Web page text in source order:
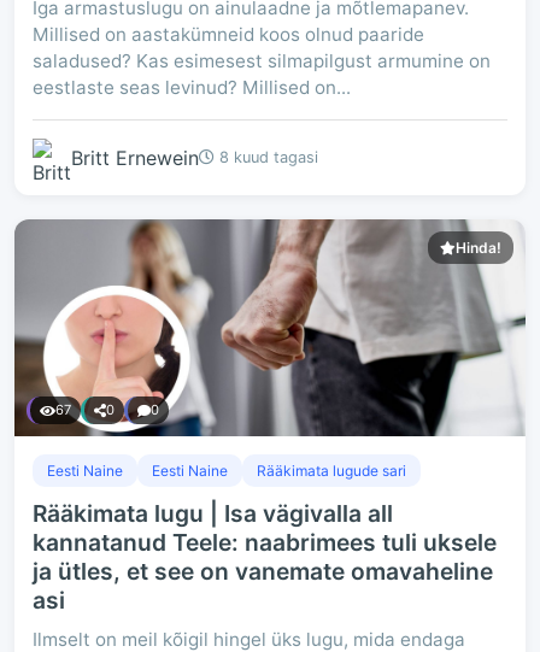
Iga armastuslugu on ainulaadne ja mõtlemapanev.
Millised on aastakümneid koos olnud paaride
saladused? Kas esimesest silmapilgust armumine on
eestlaste seas levinud? Millised on...
Britt Ernewein 8 kuud tagasi
Hinda!
67 0 0
Eesti Naine Eesti Naine Rääkimata lugude sari
Rääkimata lugu | Isa vägivalla all
kannatanud Teele: naabrimees tuli uksele
ja ütles, et see on vanemate omavaheline
asi
Ilmselt on meil kõigil hingel üks lugu, mida endaga